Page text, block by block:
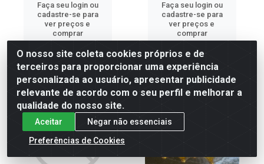
Faça seu login ou
cadastre-se para
ver preços e
comprar
Faça seu login ou
cadastre-se para
ver preços e
comprar
O nosso site coleta cookies próprios e de
terceiros para proporcionar uma experiência
personalizada ao usuário, apresentar publicidade
relevante de acordo com o seu perfil e melhorar a
qualidade do nosso site.
Aceitar
Negar não essenciais
Preferências de Cookies